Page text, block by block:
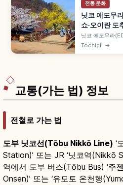
전통 문화
닛코 에도무
쇼·오이란 도
닛코 에도무라
닛코시의 에도 시
을·무가 저택·슈
Tochigi →
교통(가는 법) 정보
전철로 가는 법
도부 닛코선(Tōbu Nikkō Line) ‘
Station)’ 또는 JR ‘닛코역(Nikkō
역에서 도부 버스(Tōbu Bus) ‘주
Onsen)’ 또는 ‘유모토 온천행